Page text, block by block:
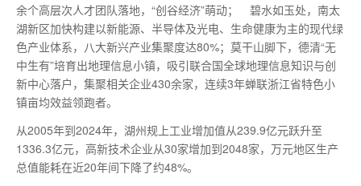
余个高层次人才团队落地，“创谷经济”萌动； 碧水如玉处，南太
湖新区加快构建以新能源、半导体及光电、生命健康为主的现代绿
色产业体系，八大新兴产业集聚度达80%；莫干山脚下，德清“无
中生有”培育出地理信息小镇，吸引联合国全球地理信息知识与创
新中心落户，集聚相关企业430余家，连续3年蝉联浙江省特色小
镇亩均效益领跑者。
从2005年到2024年，湖州规上工业增加值从239.9亿元跃升至
1336.3亿元，高新技术企业从30家增加到2048家，万元地区生产
总值能耗在近20年间下降了约48%。